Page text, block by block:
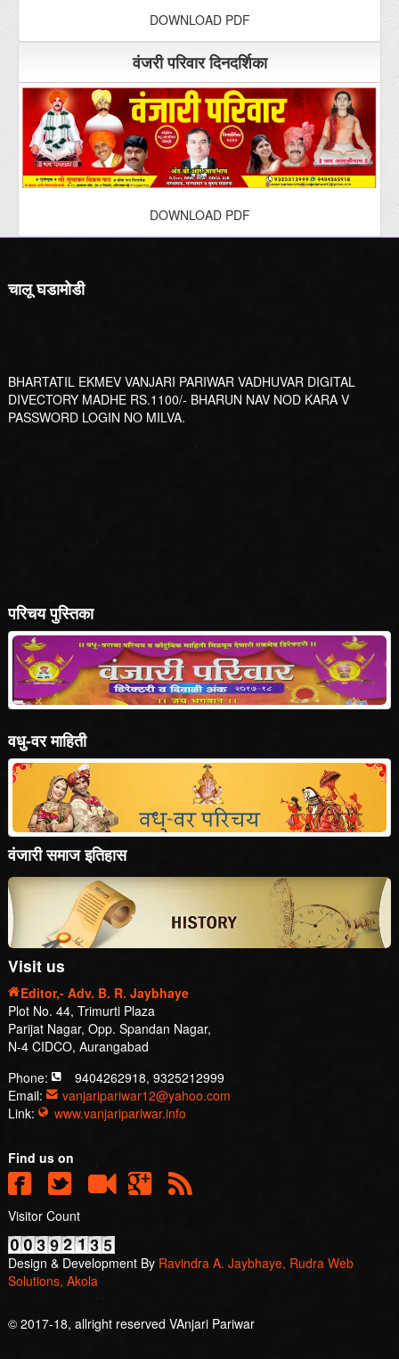
DOWNLOAD PDF
चालू घडामोडी
PASSWORD LOGIN NO MILVA.
वधु-वर माहिती
वंजारी समाज इतिहास
Visit us
Editor,- Adv. B. R. Jaybhaye
Plot No. 44, Trimurti Plaza
Parijat Nagar, Opp. Spandan Nagar,
N-4 CIDCO, Aurangabad
Email:
vanjaripariwar12@yahoo.com
Link:
www.vanjaripariwar.info
Visitor Count
Design & Development By
Solutions, Akola
© 2017-18, allright reserved VAnjari Pariwar